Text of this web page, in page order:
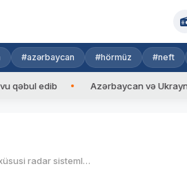
#azərbaycan #hörmüz #neft
edib Azərbaycan və Ukrayna XİN
İran Azərbaycanla sərhəddə xüsusi radar sistemləri yerləşdirib